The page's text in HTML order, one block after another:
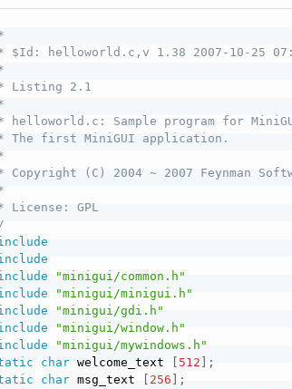
$Id: helloworld.c,v 1.38 2007-10-25
Listing 2.1
helloworld.c: Sample program for
The first MiniGUI application.
Copyright (C) 2004 ~ 2007 Feynman
License: GPL
"minigui/common.h"
"minigui/minigui.h"
"minigui/gdi.h"
"minigui/window.h"
"minigui/mywindows.h"
char welcome_text 512
;
char msg_text 256
;